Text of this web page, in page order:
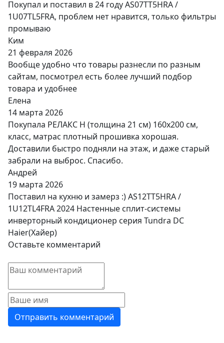
Покупал и поставил в 24 году AS07TT5HRA /
1U07TL5FRA, проблем нет нравится, только фильтры
промываю
Ким
21 февраля 2026
Вообще удобно что товары разнесли по разным
сайтам, посмотрел есть более лучший подбор
товара и удобнее
Елена
14 марта 2026
Покупала РЕЛАКС Н (толщина 21 см) 160х200 см,
класс, матрас плотный прошивка хорошая.
Доставили быстро подняли на этаж, и даже старый
забрали на выброс. Спасибо.
Андрей
19 марта 2026
Поставил на кухню и замерз :) AS12TT5HRA /
1U12TL4FRA 2024 Настенные сплит-системы
инверторный кондиционер серия Tundra DC
Haier(Хайер)
Оставьте комментарий